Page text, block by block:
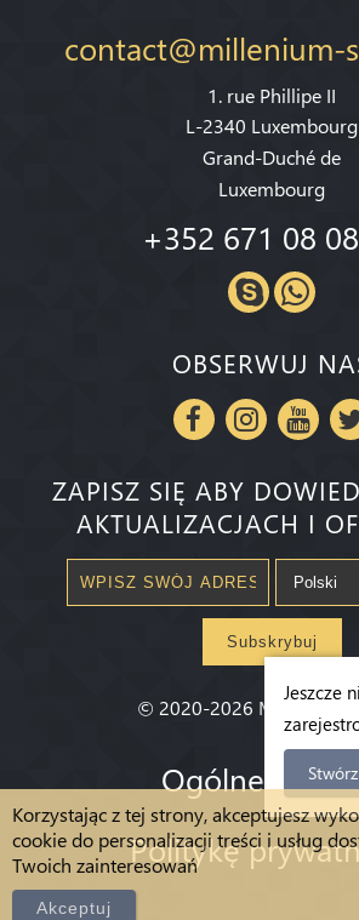
Korzystając z tej strony, akceptujesz
cookie do personalizacji treści i usług
Twoich zainteresowań
Akceptuj
contact@millenium-
1. rue Phillipe II
L-2340 Luxembourg
Grand-Duché de
Luxembourg
+352 671 08
OBSERWUJ
ZAPISZ SIĘ ABY
AKTUALIZACJACH I
Subskrybuj
© 2020-2026 Millenium
Ogólne
Politykę
Jeszcze